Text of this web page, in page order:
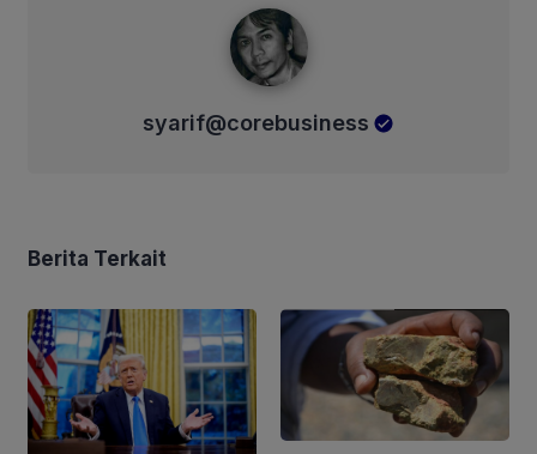
syarif@corebusiness
Berita Terkait